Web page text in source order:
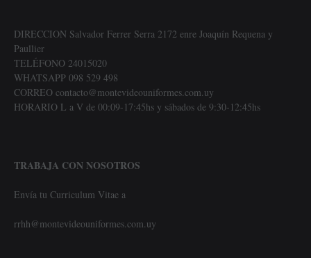
DIRECCION Salvador Ferrer Serra 2172 enre Joaquín Requena y
Paullier
TELÉFONO 24015020
WHATSAPP 098 529 498
CORREO contacto@montevideouniformes.com.uy
HORARIO L a V de 00:09-17:45hs y sábados de 9:30-12:45hs
TRABAJA CON NOSOTROS
Envía tu Curriculum Vitae a
rrhh@montevideouniformes.com.uy